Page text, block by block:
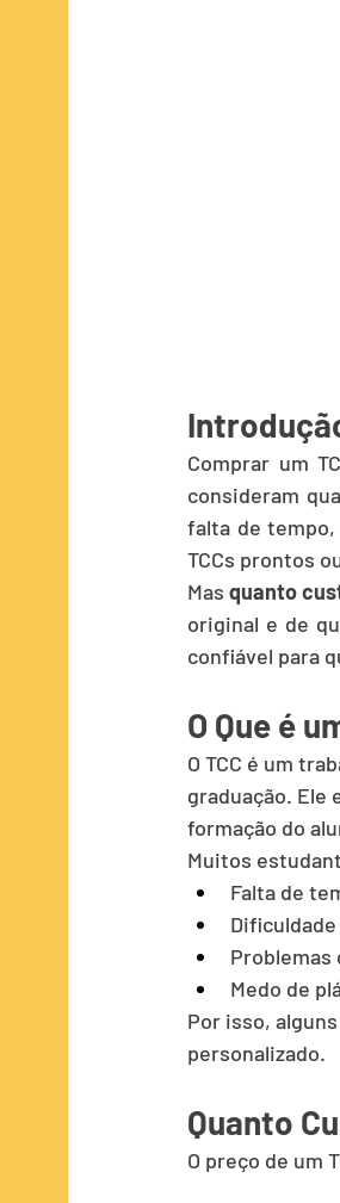
Comprar um
consideram
falta de
TCCs prontos
Mas quanto
original e de
confiável para
O Que é
O TCC é um
graduação. Ele
formação do
Muitos
Falta de
Problemas
Medo de
Por isso,
personalizado.
Quanto
O preço de um